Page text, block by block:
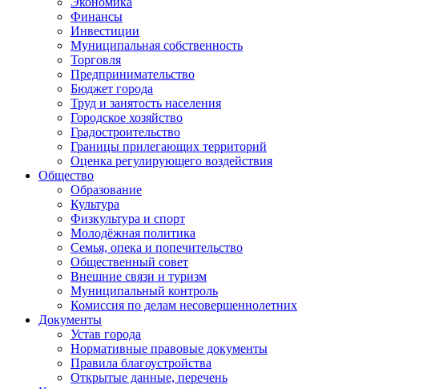
Финансы
Инвестиции
Муниципальная собственность
Торговля
Предпринимательство
Бюджет города
Труд и занятость населения
Городское хозяйство
Градостроительство
Границы прилегающих территорий
Оценка регулирующего воздействия
Общество
Образование
Культура
Физкультура и спорт
Молодёжная политика
Семья, опека и попечительство
Общественный совет
Внешние связи и туризм
Муниципальный контроль
Комиссия по делам несовершеннолетних
Документы
Устав города
Нормативные правовые документы
Правила благоустройства
Открытые данные, перечень